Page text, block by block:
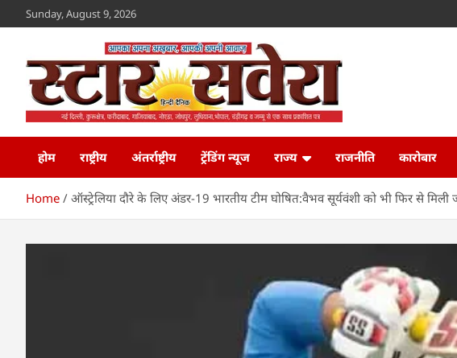
to
Sunday, August 9, 2026
Star Savera
होम
राष्ट्रीय अंतर्राष्ट्रीय ट्रेंडिंग न्यूज राज्य राजनीति कारोबार
Home ऑस्ट्रेलिया दौरे के लिए अंडर-19 भारतीय टीम घोषित:वैभव सूर्यवंशी को भी फिर से